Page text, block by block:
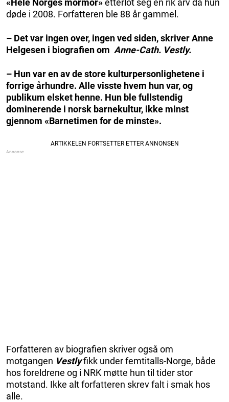
«Hele Norges mormor»etterlot seg en rik arv da hun
døde i 2008. Forfatteren ble 88 år gammel.
– Det var ingen over, ingen ved siden, skriver Anne
Helgesen i biografien om Anne-Cath. Vestly.
– Hun var en av de store kulturpersonlighetene i
forrige århundre. Alle visste hvem hun var, og
publikum elsket henne. Hun ble fullstendig
dominerende i norsk barnekultur, ikke minst
gjennom «Barnetimen for de minste».
Forfatteren av biografien skriver også om
motgangen Vestlyfikk under femtitalls-Norge, både
hos foreldrene og i NRK møtte hun til tider stor
motstand. Ikke alt forfatteren skrev falt i smak hos
alle.